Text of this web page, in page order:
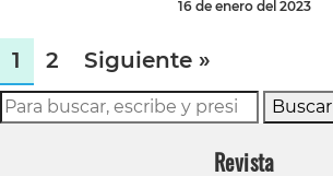
16 de enero del 2023
1 2 Siguiente »
Buscar
Revista